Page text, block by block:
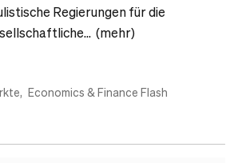
Regierungen für die
(mehr)
Economics & Finance Flash